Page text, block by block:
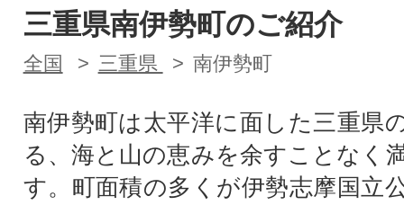
三重県南伊勢町のご紹介
全国 三重県 南伊勢町
南伊勢町は太平洋に面した三重県
る、海と山の恵みを余すことなく
す。町面積の多くが伊勢志摩国立